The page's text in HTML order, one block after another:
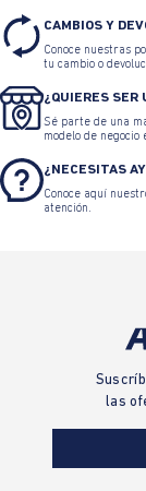
CAMBIOS Y
Conoce nuestras
tu cambio o
¿QUIERES SER
Sé parte de una
modelo de negocio
¿NECESITAS
Conoce aquí
atención.
las